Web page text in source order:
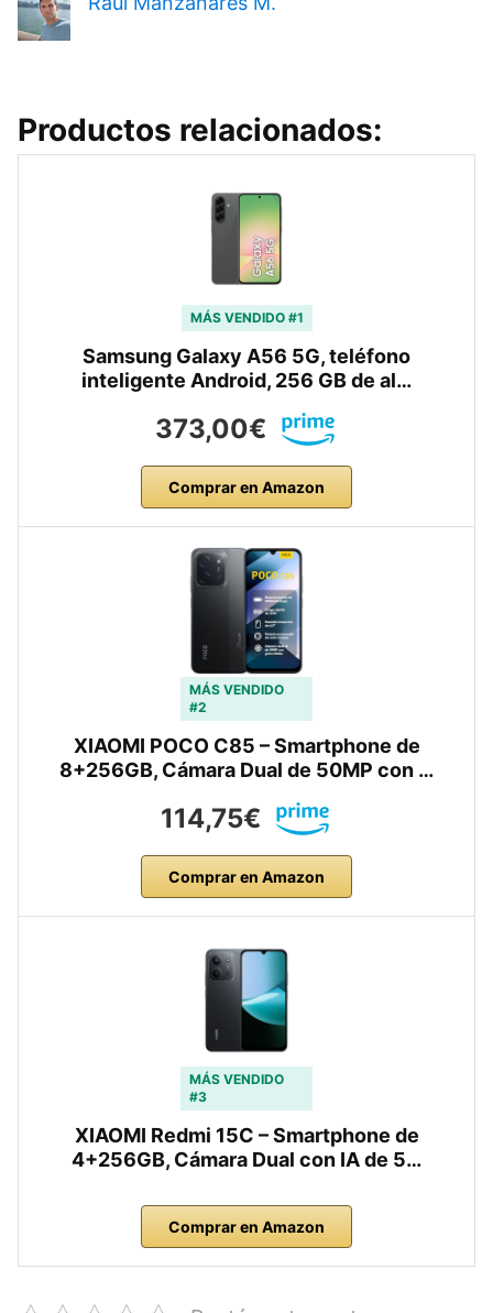
Productos relacionados:
MÁS VENDIDO #1
Samsung Galaxy A56 5G, teléfono
inteligente Android, 256 GB de al…
373,00€
Comprar en Amazon
MÁS VENDIDO
#2
XIAOMI POCO C85 – Smartphone de
8+256GB, Cámara Dual de 50MP con …
114,75€
Comprar en Amazon
MÁS VENDIDO
#3
XIAOMI Redmi 15C – Smartphone de
4+256GB, Cámara Dual con IA de 5…
Comprar en Amazon